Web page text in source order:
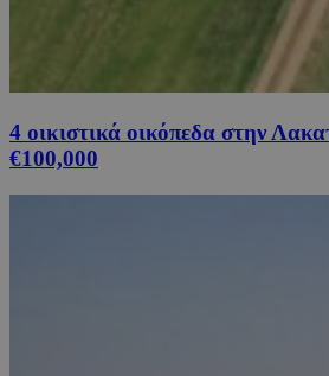
4 οικιστικά οικόπεδα στην
€100,000